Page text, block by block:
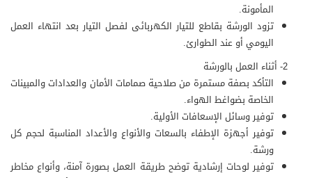
المأمونة.
تزود الورشة بقاطع للتيار الكهربائى لفصل التيار بعد انتهاء العمل
اليومي أو عند الطوارئ.
التأكد بصفة مستمرة من صلاحية صمامات الأمان والعدادات والمبينات
الخاصة بضواغط الهواء.
توفير وسائل الإسعافات الأولية.
توفير أجهزة الإطفاء بالسعات والأنواع والأعداد المناسبة لحجم كل
ورشة.
توفير لوحات إرشادية توضح طريقة العمل بصورة آمنة، وأنواع مخاطر